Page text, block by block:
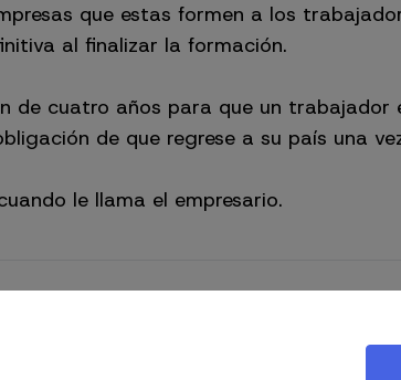
que estas formen a los
al finalizar la formación.
de cuatro años para que un
de que regrese a su país una
le llama el empresario.